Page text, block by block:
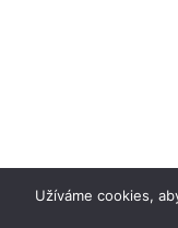
Užíváme cookies,